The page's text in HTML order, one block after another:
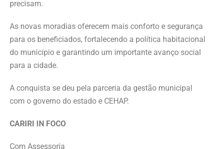
precisam.
As novas moradias oferecem mais conforto e segurança
para os beneficiados, fortalecendo a política habitacional
do município e garantindo um importante avanço social
para a cidade.
A conquista se deu pela parceria da gestão municipal
com o governo do estado e CEHAP.
CARIRI IN FOCO
Com Assessoria